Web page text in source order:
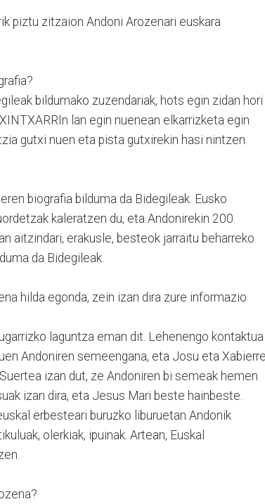
piztu zitzaion Andoni Arozenari euskara
bildumako zuzendariak, hots egin zidan hori
lan egin nuenean elkarrizketa egin
gutxi nuen eta pista gutxirekin hasi nintzen.
biografia bilduma da Bidegileak. Eusko
kaleratzen du, eta Andonirekin 200.
aitzindari, erakusle, besteok jarraitu beharreko
da Bidegileak.
hilda egonda, zein izan dira zure informazio
laguntza eman dit. Lehenengo kontaktua
Andoniren semeengana, eta Josu eta
izan dut, ze Andoniren bi semeak hemen
izan dira, eta Jesus Mari beste hainbeste.
erbesteari buruzko liburuetan Andonik
olerkiak, ipuinak. Artean, Euskal